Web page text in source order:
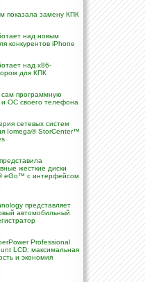
показала замену КПК
над новым
конкурентов iPhone
над x86-
для КПК
программную
и ОС своего телефона
сетевых систем
Iomega® StorCenter™
жесткие диски
eGo™ с интерфейсом
представляет
автомобильный
Professional
LCD: максимальная
и экономия